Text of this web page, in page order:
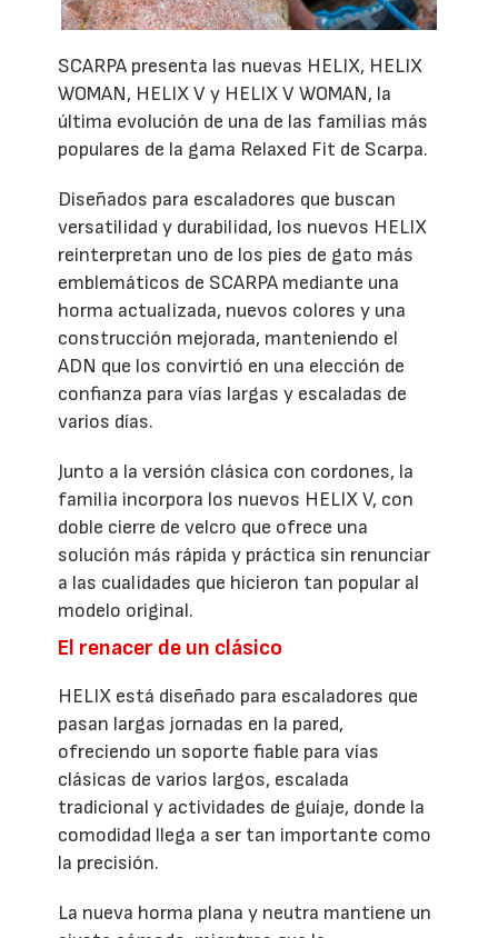
SCARPA presenta las nuevas HELIX, HELIX
WOMAN, HELIX V y HELIX V WOMAN, la
última evolución de una de las familias más
populares de la gama Relaxed Fit de Scarpa.
Diseñados para escaladores que buscan
versatilidad y durabilidad, los nuevos HELIX
reinterpretan uno de los pies de gato más
emblemáticos de SCARPA mediante una
horma actualizada, nuevos colores y una
construcción mejorada, manteniendo el
ADN que los convirtió en una elección de
confianza para vías largas y escaladas de
varios días.
Junto a la versión clásica con cordones, la
familia incorpora los nuevos HELIX V, con
doble cierre de velcro que ofrece una
solución más rápida y práctica sin renunciar
a las cualidades que hicieron tan popular al
modelo original.
El renacer de un clásico
HELIX está diseñado para escaladores que
pasan largas jornadas en la pared,
ofreciendo un soporte fiable para vías
clásicas de varios largos, escalada
tradicional y actividades de guíaje, donde la
comodidad llega a ser tan importante como
la precisión.
La nueva horma plana y neutra mantiene un